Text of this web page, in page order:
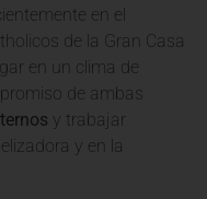
en el
de la Gran Casa
en un clima de
de ambas
y trabajar
y en la